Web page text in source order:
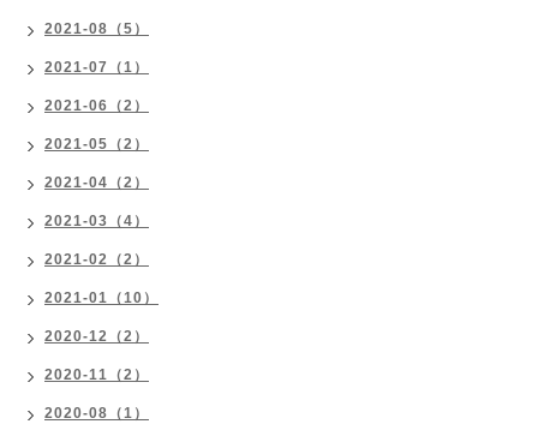
2021-08（5）
2021-07（1）
2021-06（2）
2021-05（2）
2021-04（2）
2021-03（4）
2021-02（2）
2021-01（10）
2020-12（2）
2020-11（2）
2020-08（1）